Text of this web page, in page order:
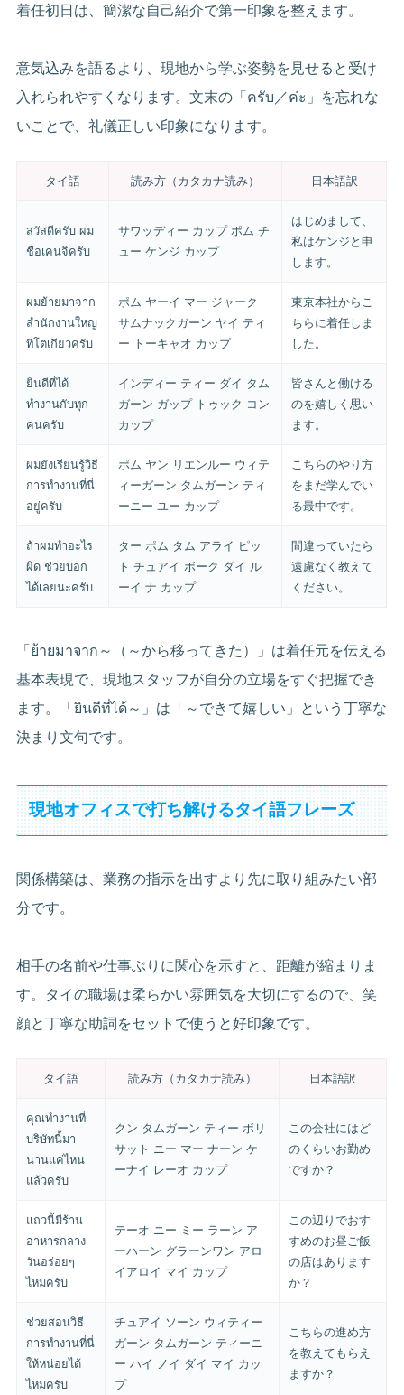
着任初日は、簡潔な自己紹介で第一印象を整えます。
意気込みを語るより、現地から学ぶ姿勢を見せると受け
入れられやすくなります。文末の「ครับ／ค่ะ」を忘れな
いことで、礼儀正しい印象になります。
タイ語 読み方（カタカナ読み） 日本語訳
สวัสดีครับ ผม
ชื่อเคนจิครับ
サワッディー カップ ポム チ
ュー ケンジ カップ
はじめまして、
私はケンジと申
します。
ผมย้ายมาจาก
สำนักงานใหญ่
ที่โตเกียวครับ
ポム ヤーイ マー ジャーク
サムナックガーン ヤイ ティ
ー トーキャオ カップ
東京本社からこ
ちらに着任しま
した。
ยินดีที่ได้
ทำงานกับทุก
คนครับ
インディー ティー ダイ タム
ガーン ガップ トゥック コン
カップ
皆さんと働ける
のを嬉しく思い
ます。
ผมยังเรียนรู้วิธี
การทำงานที่นี่
อยู่ครับ
ポム ヤン リエンルー ウィテ
ィーガーン タムガーン ティ
ーニー ユー カップ
こちらのやり方
をまだ学んでい
る最中です。
ถ้าผมทำอะไร
ผิด ช่วยบอก
ได้เลยนะครับ
ター ポム タム アライ ピッ
ト チュアイ ボーク ダイ ル
ーイ ナ カップ
間違っていたら
遠慮なく教えて
ください。
「ย้ายมาจาก～（～から移ってきた）」は着任元を伝える
基本表現で、現地スタッフが自分の立場をすぐ把握でき
ます。「ยินดีที่ได้～」は「～できて嬉しい」という丁寧な
決まり文句です。
現地オフィスで打ち解けるタイ語フレーズ
関係構築は、業務の指示を出すより先に取り組みたい部
分です。
相手の名前や仕事ぶりに関心を示すと、距離が縮まりま
す。タイの職場は柔らかい雰囲気を大切にするので、笑
顔と丁寧な助詞をセットで使うと好印象です。
タイ語 読み方（カタカナ読み） 日本語訳
คุณทำงานที่
บริษัทนี้มา
นานแค่ไหน
แล้วครับ
クン タムガーン ティー ボリ
サット ニー マー ナーン ケ
ーナイ レーオ カップ
この会社にはど
のくらいお勤め
ですか？
แถวนี้มีร้าน
อาหารกลาง
วันอร่อยๆ
ไหมครับ
テーオ ニー ミー ラーン ア
ーハーン グラーンワン アロ
イアロイ マイ カップ
この辺りでおす
すめのお昼ご飯
の店はあります
か？
ช่วยสอนวิธี
การทำงานที่นี่
ให้หน่อยได้
ไหมครับ
チュアイ ソーン ウィティー
ガーン タムガーン ティーニ
ー ハイ ノイ ダイ マイ カッ
プ
こちらの進め方
を教えてもらえ
ますか？